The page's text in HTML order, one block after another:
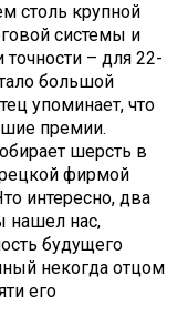
столь крупной
системы и
– для 22-
большой
упоминает, что
премии.
шерсть в
фирмой
интересно, два
нашел нас,
будущего
некогда отцом
его